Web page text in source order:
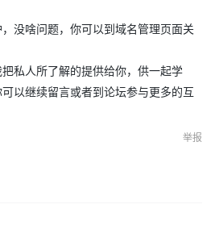
没啥问题，你可以到域名管理页面关
私人所了解的提供给你，供一起学
以继续留言或者到论坛参与更多的互
举报